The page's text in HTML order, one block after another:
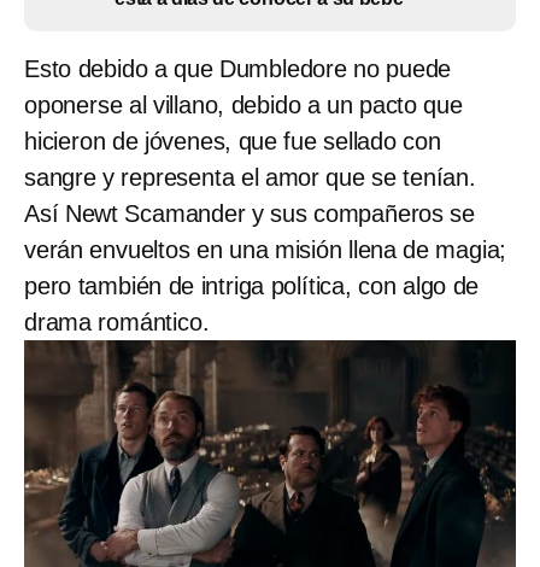
Esto debido a que Dumbledore no puede
oponerse al villano, debido a un pacto que
hicieron de jóvenes, que fue sellado con
sangre y representa el amor que se tenían.
Así Newt Scamander y sus compañeros se
verán envueltos en una misión llena de magia;
pero también de intriga política, con algo de
drama romántico.